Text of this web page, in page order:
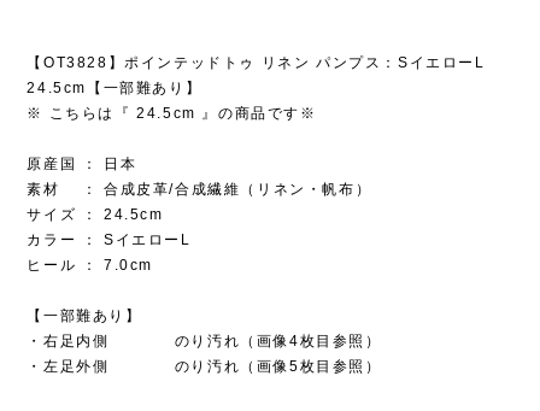
【OT3828】ポインテッドトゥ リネン パンプス：SイエローL
24.5cm【一部難あり】
※ こちらは『 24.5cm 』の商品です※
原産国 ： 日本
素材 ： 合成皮革/合成繊維（リネン・帆布）
サイズ ： 24.5cm
カラー ： SイエローL
ヒール ： 7.0cm
【一部難あり】
・右足内側 のり汚れ（画像4枚目参照）
・左足外側 のり汚れ（画像5枚目参照）